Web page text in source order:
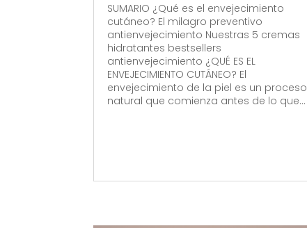
SUMARIO ¿Qué es el envejecimiento
cutáneo? El milagro preventivo
antienvejecimiento Nuestras 5 cremas
hidratantes bestsellers
antienvejecimiento ¿QUÉ ES EL
ENVEJECIMIENTO CUTÁNEO? El
envejecimiento de la piel es un proceso
natural que comienza antes de lo que...